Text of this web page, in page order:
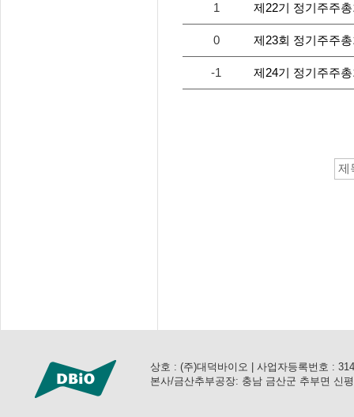
1 제22기 정기주주
0 제23회 정기주주
-1 제24기 정기주주
상호 : (주)대덕바이오 | 사업자등록번호 :
본사/금산추부공장: 충남 금산군 추부면 신